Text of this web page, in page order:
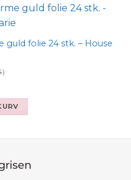
wishlist
guld folie 24 stk. – House